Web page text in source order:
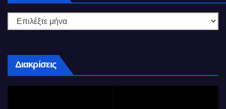
Διακρίσεις